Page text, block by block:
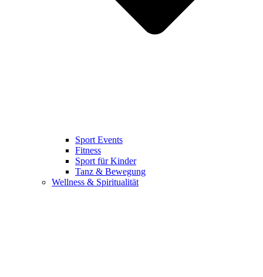
Sport Events
Fitness
Sport für Kinder
Tanz & Bewegung
Wellness & Spiritualität